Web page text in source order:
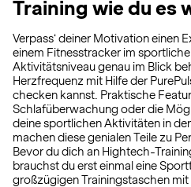
Training wie du es
Verpass‘ deiner Motivation einen
einem Fitnesstracker im
Aktivitätsniveau genau im Blick
Herzfrequenz mit Hilfe der
checken kannst. Praktische
Schlafüberwachung oder die
deine sportlichen Aktivitäten in
machen diese genialen Teile zu
Bevor du dich an Hightech-
brauchst du erst einmal eine
großzügigen Trainingstaschen